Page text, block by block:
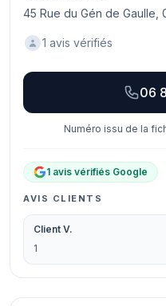
45 Rue du Gén de Gaulle,
1 avis vérifiés
06
Numéro issu de la
1 avis vérifiés Google
AVIS CLIENTS
Client V.
1